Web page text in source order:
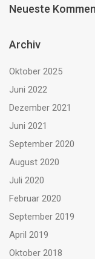
Neueste
Archiv
Oktober 2025
Juni 2022
Dezember 2021
Juni 2021
September 2020
August 2020
Juli 2020
Februar 2020
September 2019
April 2019
Oktober 2018